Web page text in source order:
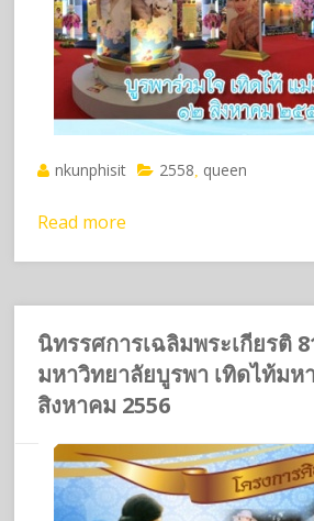
nkunphisit 2558 queen
Read more
นิทรรศการเฉลิมพระเกียรติ
มหาวิทยาลัยบูรพา เทิดไท้มห
สิงหาคม 2556